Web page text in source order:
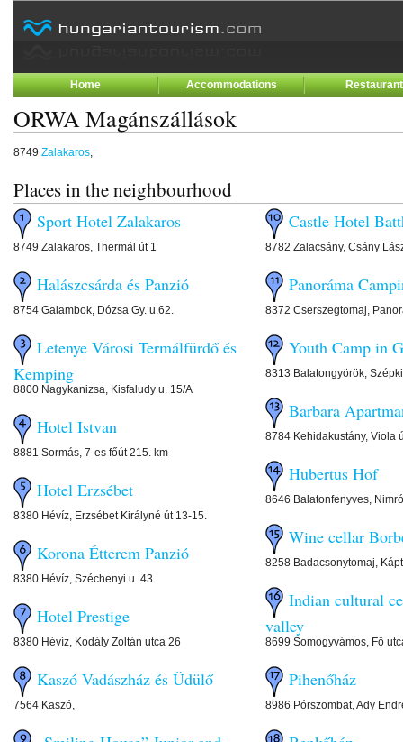
Home Accommodations
ORWA Magánszállások
8749 Zalakaros,
Places in the neighbourhood
Sport Hotel Zalakaros
8749 Zalakaros, Thermál út 1
Halászcsárda és Panzió
8754 Galambok, Dózsa Gy. u.62.
Letenye Városi Termálfürdő és
Kemping
8800 Nagykanizsa, Kisfaludy u. 15/A
Hotel Istvan
8881 Sormás, 7-es főút 215. km
Hotel Erzsébet
8380 Hévíz, Erzsébet Királyné út 13-15.
Korona Étterem Panzió
8380 Hévíz, Széchenyi u. 43.
Hotel Prestige
8380 Hévíz, Kodály Zoltán utca 26
Kaszó Vadászház és Üdülő
7564 Kaszó,
Castle Hotel
8782 Zalacsány, Csány
Panoráma
8372 Cserszegtomaj,
Youth Camp in
8313 Balatongyörök,
Barbara
8784 Kehidakustány, Viola
Hubertus Hof
8646 Balatonfenyves,
Wine cellar
8258 Badacsonytomaj,
Indian cultural
valley
8699 Somogyvámos, Fő
Pihenőház
8986 Pórszombat, Ady